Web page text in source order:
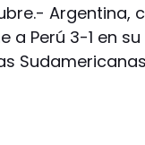
a Perú 3-1 en